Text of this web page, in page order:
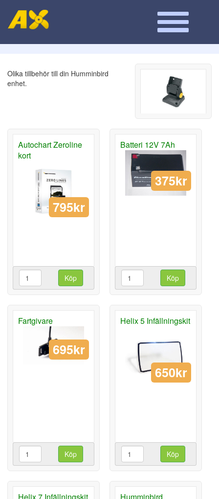
Olika tillbehör till din Humminbird
enhet.
Autochart Zeroline
kort
795kr
Köp
Batteri 12V 7Ah
375kr
Köp
Fartgivare
695kr
Köp
Helix 5 Infällningskit
650kr
Köp
Helix 7 Infällningskit
Humminbird